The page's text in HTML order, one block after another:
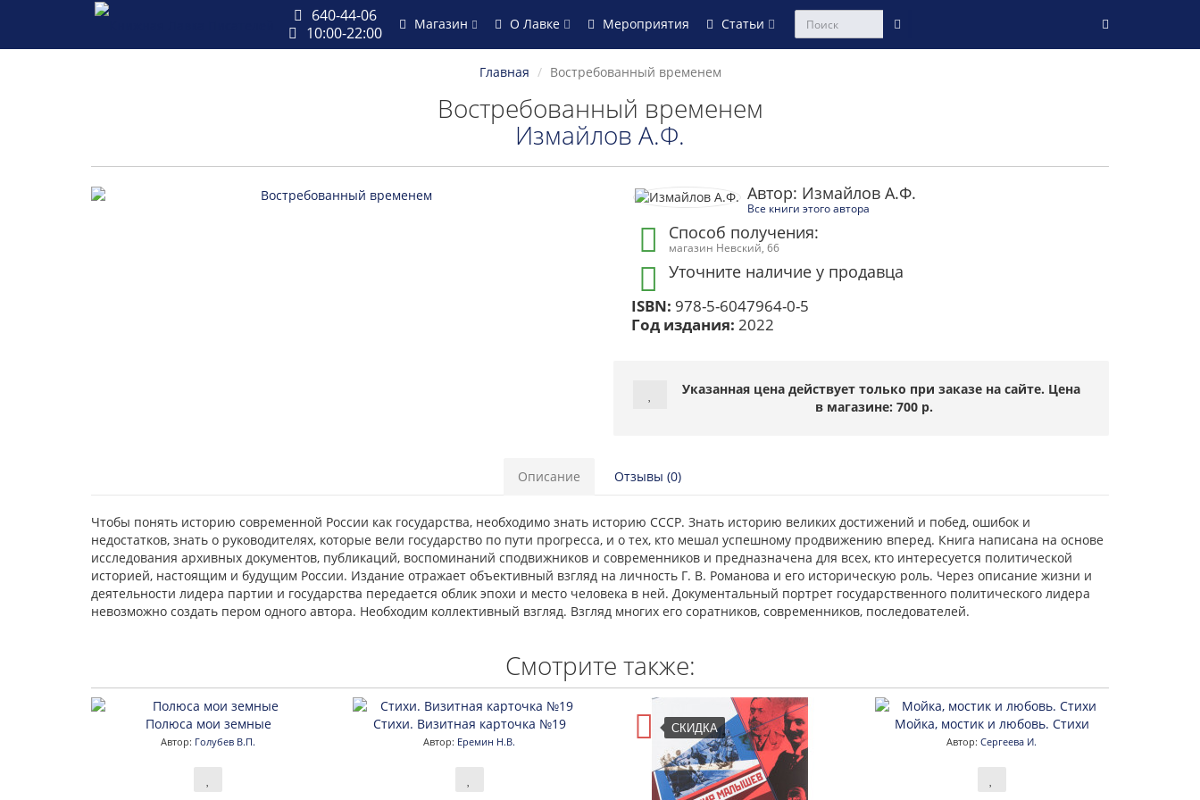
640-44-06
10:00-22:00
Магазин О Лавке Мероприятия Статьи
Главная Востребованный временем
Востребованный временем
Измайлов А.Ф.
Автор: Измайлов А.Ф.
Все книги этого автора
Способ получения:
магазин Невский, 66
Уточните наличие у продавца
ISBN: 978-5-6047964-0-5
Год издания: 2022
Указанная цена действует только при заказе на сайте. Цена
в магазине: 700 р.
Описание Отзывы (0)
Чтобы понять историю современной России как государства, необходимо знать историю СССР. Знать историю великих достижений и побед, ошибок и
недостатков, знать о руководителях, которые вели государство по пути прогресса, и о тех, кто мешал успешному продвижению вперед. Книга написана на основе
исследования архивных документов, публикаций, воспоминаний сподвижников и современников и предназначена для всех, кто интересуется политической
историей, настоящим и будущим России. Издание отражает объективный взгляд на личность Г. В. Романова и его историческую роль. Через описание жизни и
деятельности лидера партии и государства передается облик эпохи и место человека в ней. Документальный портрет государственного политического лидера
невозможно создать пером одного автора. Необходим коллективный взгляд. Взгляд многих его соратников, современников, последователей.
Смотрите также:
Полюса мои земные
Автор: Голубев В.П.
Стихи. Визитная карточка №19
Автор: Еремин Н.В.
СКИДКА Мойка, мостик и любовь. Стихи
Автор: Сергеева И.